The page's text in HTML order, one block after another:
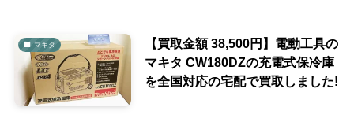
マキタ
【買取金額 38,500円】電動工具の
マキタ CW180DZの充電式保冷庫
を全国対応の宅配で買取しました!